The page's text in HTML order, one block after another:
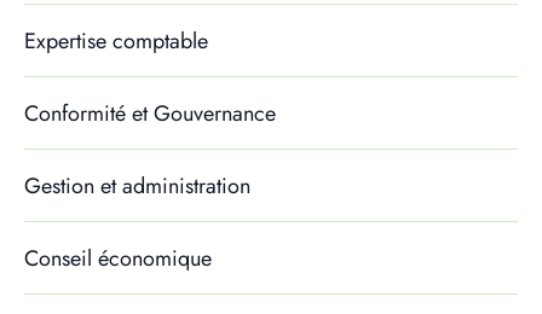
Expertise comptable
Conformité et Gouvernance
Gestion et administration
Conseil économique